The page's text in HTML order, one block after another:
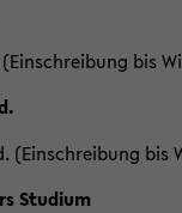
bis
(Einschreibung bis
Studium